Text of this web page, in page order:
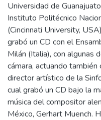
Universidad de
Instituto Politécnico
(Cincinnati University,
grabó un CD con el
Milán (Italia), con algunas
cámara, actuando
director artístico de la
cual grabó un CD bajo la
música del compositor
México, Gerhart Muench.